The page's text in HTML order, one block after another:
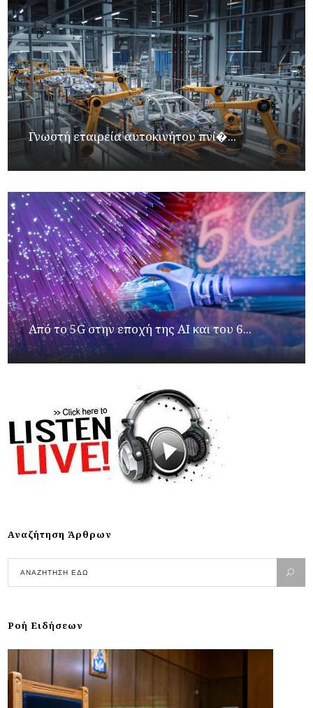
Γνωστή εταιρεία αυτοκινήτου πνί�...
Από το 5G στην εποχή της AI και του 6...
Αναζήτηση Άρθρων
Ροή Ειδήσεων